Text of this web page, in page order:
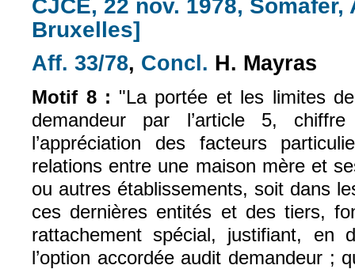
CJCE, 22 nov. 1978, Somafer,
Bruxelles]
Aff. 33/78 (le lien est externe)
, Concl. (le lien est externe)
H. Mayras
Motif 8 : "La portée et les limites
demandeur par l’article 5,
l’appréciation des facteurs
relations entre une maison mère et
ou autres établissements, soit dans
ces dernières entités et des tiers,
rattachement spécial, justifiant, en
l’option accordée audit demandeur ;